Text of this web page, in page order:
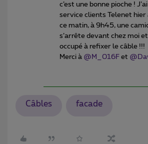
c’est une bonne pioche !
service clients Telenet hier
ce matin, à 9h45, une
s’arrête devant chez moi
occupé à refixer le câble !!!
Merci à @M_016F et
Câbles facade